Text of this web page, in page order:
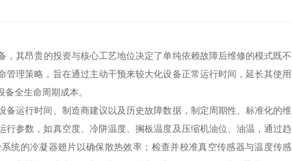
，其昂贵的投资与核心工艺地位决定了单纯依赖故障后维修的模式既不
理策略，旨在通过主动干预来较大化设备正常运行时间，延长其使用
全生命周期成本。
运行时间、制造商建议以及历史故障数据，制定周期性、标准化的维
参数，如真空度、冷阱温度、搁板温度及压缩机油位、油温，通过趋
统的冷凝器翅片以确保散热效率；检查并校准真空传感器与温度传感